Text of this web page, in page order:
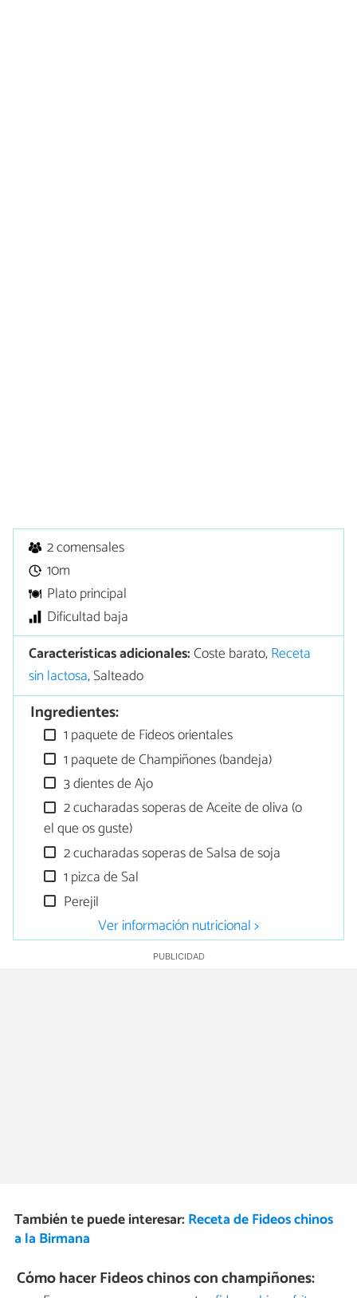
2 comensales
10m
Plato principal
Dificultad baja
Características adicionales:Coste barato,Receta
sin lactosa, Salteado
Ingredientes:
1 paquete de Fideos orientales
1 paquete de Champiñones (bandeja)
3 dientes de Ajo
2 cucharadas soperas de Aceite de oliva (o
el que os guste)
2 cucharadas soperas de Salsa de soja
1 pizca de Sal
Perejil
Ver información nutricional >
También te puede interesar: Receta de Fideos chinos
a la Birmana
Cómo hacer Fideos chinos con champiñones: